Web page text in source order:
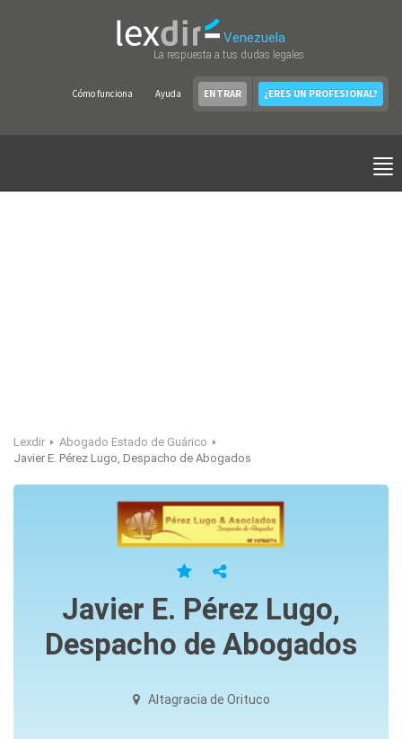
Venezuela
La respuesta a tus dudas legales
Cómo funciona Ayuda ENTRAR ¿ERES UN PROFESIONAL?
Lexdir
Abogado Estado de Guárico
Javier E. Pérez Lugo, Despacho de Abogados
Javier E. Pérez Lugo,
Despacho de Abogados
Altagracia de Orituco